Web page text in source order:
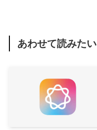
あわせて読みたい